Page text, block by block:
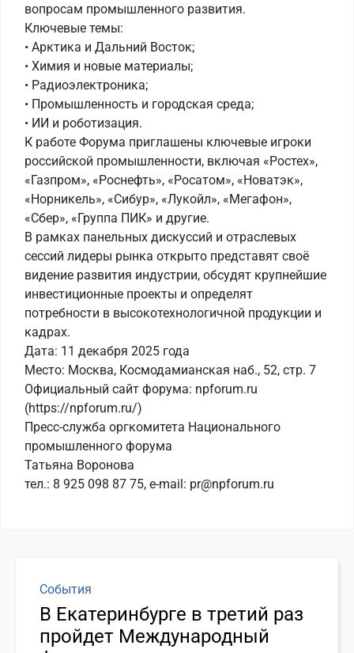
вопросам промышленного развития.
Ключевые темы:
• Арктика и Дальний Восток;
• Химия и новые материалы;
• Радиоэлектроника;
• Промышленность и городская среда;
• ИИ и роботизация.
К работе Форума приглашены ключевые игроки
российской промышленности, включая «Ростех»,
«Газпром», «Роснефть», «Росатом», «Новатэк»,
«Норникель», «Сибур», «Лукойл», «Мегафон»,
«Сбер», «Группа ПИК» и другие.
В рамках панельных дискуссий и отраслевых
сессий лидеры рынка открыто представят своё
видение развития индустрии, обсудят крупнейшие
инвестиционные проекты и определят
потребности в высокотехнологичной продукции и
кадрах.
Дата: 11 декабря 2025 года
Место: Москва, Космодамианская наб., 52, стр. 7
Официальный сайт форума: npforum.ru
(https://npforum.ru/)
Пресс-служба оргкомитета Национального
промышленного форума
Татьяна Воронова
тел.: 8 925 098 87 75, e-mail: pr@npforum.ru
События
В Екатеринбурге в третий раз
пройдет Международный